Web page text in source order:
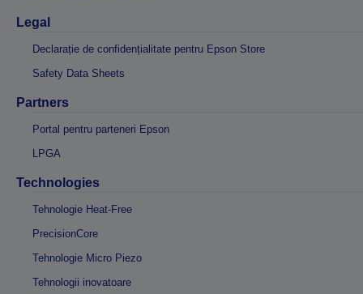
Legal
Declarație de confidențialitate pentru Epson Store
Safety Data Sheets
Partners
Portal pentru parteneri Epson
LPGA
Technologies
Tehnologie Heat-Free
PrecisionCore
Tehnologie Micro Piezo
Tehnologii inovatoare